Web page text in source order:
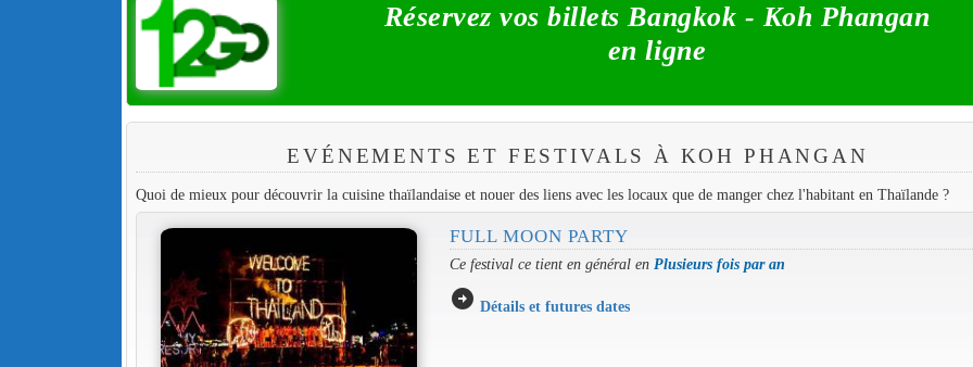
Réservez vos billets Bangkok - Koh Phangan
en ligne
EVÉNEMENTS ET FESTIVALS À KOH PHANGAN
Quoi de mieux pour découvrir la cuisine thaïlandaise et nouer des liens avec les locaux que de manger chez l'habitant en Thaïlande ?
FULL MOON PARTY
Ce festival ce tient en général en Plusieurs fois par an
arrow_circle_right Détails et futures dates